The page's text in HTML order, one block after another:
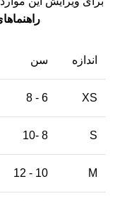
اندازه سن
XS
6 - 8
S
8 -10
M
10 - 12